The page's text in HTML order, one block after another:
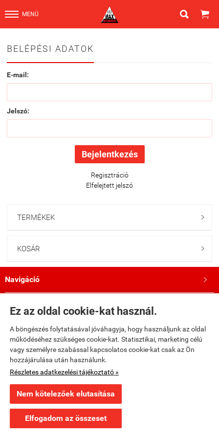
Ez az oldal cookie-kat használ.
A böngészés folytatásával jóváhagyja, hogy használjunk az oldal
működéséhez szükséges cookie-kat. Statisztikai, marketing célú
vagy személyre szabással kapcsolatos cookie-kat csak az Ön
hozzájárulása után használunk.
Részletes adatkezelési tájékoztató »
Nem kötelezőek elutasítása
Elfogadom az összeset
MENÜ  
BELÉPÉSI ADATOK
E-mail:
Jelszó:
Regisztráció
Elfelejtett jelszó
TERMÉKEK 
KOSÁR 
Navigáció 
Saját fiók
Bemutatkozás 
Kövess minket a Facebookon!
Adatkezelési tájékoztató
Webáruház készítésa StartÜzlettel.